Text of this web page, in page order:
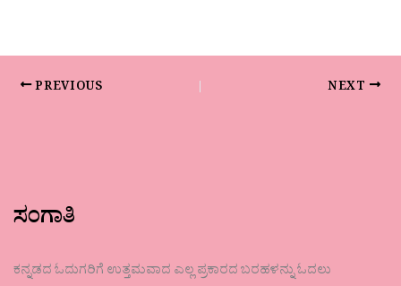
PREVIOUS NEXT
ಸಂಗಾತಿ
ಕನ್ನಡದ ಓದುಗರಿಗೆ ಉತ್ತಮವಾದ ಎಲ್ಲ ಪ್ರಕಾರದ ಬರಹಳನ್ನು ಓದಲು